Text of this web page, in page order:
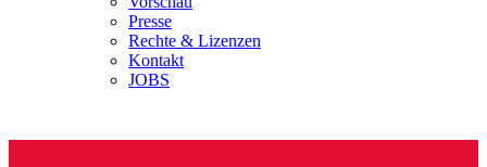
Presse
Rechte & Lizenzen
Kontakt
JOBS